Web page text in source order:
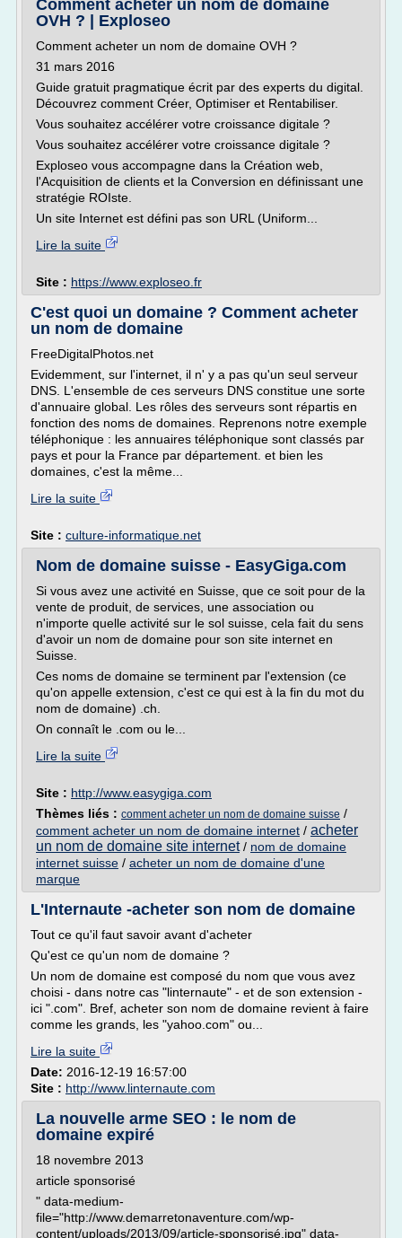
Comment acheter un nom de domaine
OVH ? | Exploseo
Comment acheter un nom de domaine OVH ?
31 mars 2016
Guide gratuit pragmatique écrit par des experts du digital.
Découvrez comment Créer, Optimiser et Rentabiliser.
Vous souhaitez accélérer votre croissance digitale ?
Vous souhaitez accélérer votre croissance digitale ?
Exploseo vous accompagne dans la Création web,
l'Acquisition de clients et la Conversion en définissant une
stratégie ROIste.
Un site Internet est défini pas son URL (Uniform...
Lire la suite
Site : https://www.exploseo.fr
C'est quoi un domaine ? Comment acheter
un nom de domaine
FreeDigitalPhotos.net
Evidemment, sur l'internet, il n' y a pas qu'un seul serveur
DNS. L'ensemble de ces serveurs DNS constitue une sorte
d'annuaire global. Les rôles des serveurs sont répartis en
fonction des noms de domaines. Reprenons notre exemple
téléphonique : les annuaires téléphonique sont classés par
pays et pour la France par département. et bien les
domaines, c'est la même...
Lire la suite
Site : culture-informatique.net
Nom de domaine suisse - EasyGiga.com
Si vous avez une activité en Suisse, que ce soit pour de la
vente de produit, de services, une association ou
n'importe quelle activité sur le sol suisse, cela fait du sens
d'avoir un nom de domaine pour son site internet en
Suisse.
Ces noms de domaine se terminent par l'extension (ce
qu'on appelle extension, c'est ce qui est à la fin du mot du
nom de domaine) .ch.
On connaît le .com ou le...
Lire la suite
Site : http://www.easygiga.com
Thèmes liés : comment acheter un nom de domaine suisse /
comment acheter un nom de domaine internet / acheter
un nom de domaine site internet/ nom de domaine
internet suisse / acheter un nom de domaine d'une
marque
L'Internaute -acheter son nom de domaine
Tout ce qu'il faut savoir avant d'acheter
Qu'est ce qu'un nom de domaine ?
Un nom de domaine est composé du nom que vous avez
choisi - dans notre cas "linternaute" - et de son extension -
ici ".com". Bref, acheter son nom de domaine revient à faire
comme les grands, les "yahoo.com" ou...
Lire la suite
Date: 2016-12-19 16:57:00
Site : http://www.linternaute.com
La nouvelle arme SEO : le nom de
domaine expiré
18 novembre 2013
article sponsorisé
" data-medium-
file="http://www.demarretonaventure.com/wp-
content/uploads/2013/09/article-sponsorisé.jpg" data-